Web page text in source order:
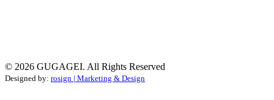
© 2026 GUGAGEI. All Rights Reserved
Designed by: rosign | Marketing & Design